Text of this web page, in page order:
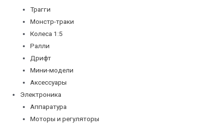
Трагги
Монстр-траки
Колеса 1:5
Ралли
Дрифт
Мини-модели
Аксессуары
Электроника
Аппаратура
Моторы и регуляторы